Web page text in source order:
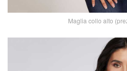
Maglia collo alto